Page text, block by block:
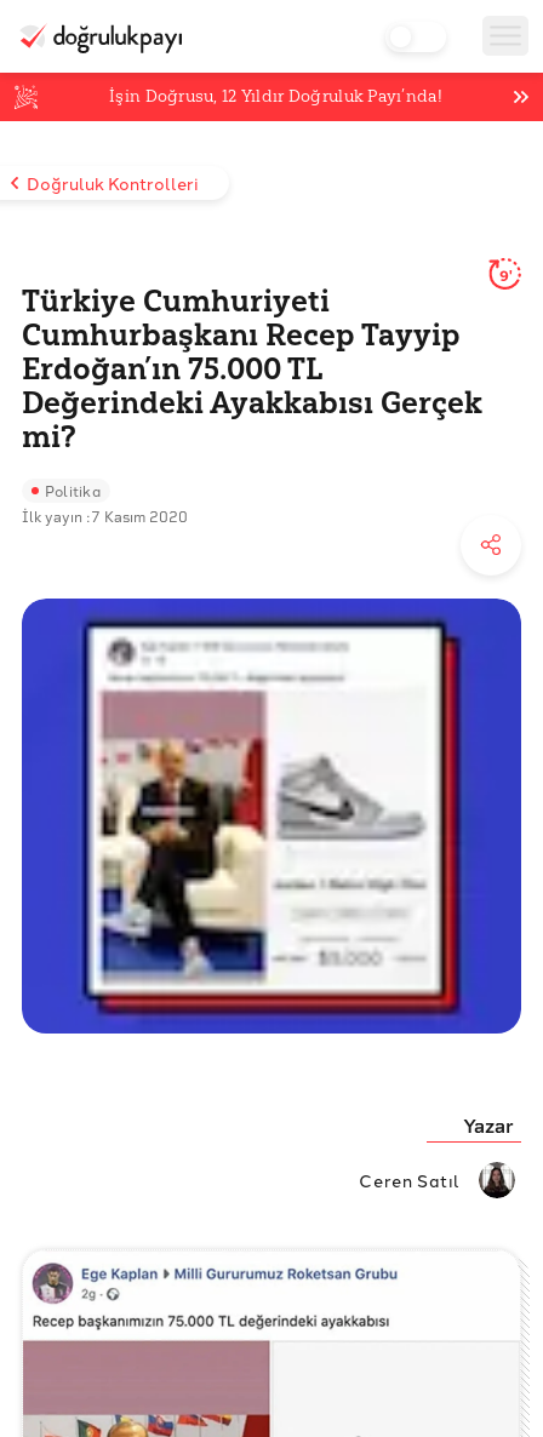
İşin Doğrusu,12 Yıldır Doğruluk Payı’nda!
Doğruluk Kontrolleri
Türkiye Cumhuriyeti
Cumhurbaşkanı Recep Tayyip
Erdoğan’ın 75.000 TL
Değerindeki Ayakkabısı Gerçek
mi?
9'
Politika
İlk yayın :7 Kasım 2020
Yazar
Ceren Satıl